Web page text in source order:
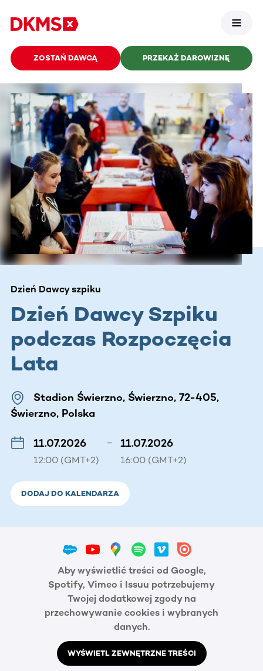
ZOSTAŃ DAWCĄ PRZEKAŻ DAROWIZNĘ
Dzień Dawcy szpiku
Dzień Dawcy Szpiku
podczas Rozpoczęcia
Lata
Stadion Świerzno, Świerzno, 72-405,
Świerzno, Polska
11.07.2026
12:00 (GMT+2)
– 11.07.2026
16:00 (GMT+2)
DODAJ DO KALENDARZA
Aby wyświetlić treści od Google,
Spotify, Vimeo i Issuu potrzebujemy
Twojej dodatkowej zgody na
przechowywanie cookies i wybranych
danych.
WYŚWIETL ZEWNĘTRZNE TREŚCI